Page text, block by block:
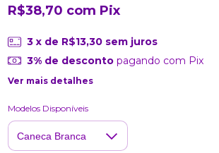
R$38,70 com Pix
3 x de R$13,30 sem juros
3% de descontopagando com Pix
Ver mais detalhes
Modelos Disponíveis